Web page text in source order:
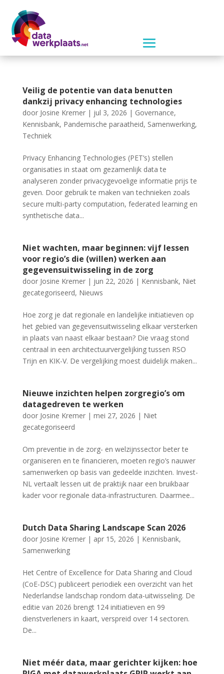
Veilig de potentie van data benutten
dankzij privacy enhancing technologies
door Josine Kremer| jul 3, 2026 | Governance,
Kennisbank, Pandemische paraatheid, Samenwerking,
Techniek
Privacy Enhancing Technologies (PET’s) stellen
organisaties in staat om gezamenlijk data te
analyseren zonder privacygevoelige informatie prijs te
geven. Door gebruik te maken van technieken zoals
secure multi-party computation, federated learning en
synthetische data...
Niet wachten, maar beginnen: vijf lessen
voor regio’s die (willen) werken aan
gegevensuitwisseling in de zorg
door Josine Kremer| jun 22, 2026 | Kennisbank, Niet
gecategoriseerd, Nieuws
Hoe zorg je dat regionale en landelijke initiatieven op
het gebied van gegevensuitwisseling elkaar versterken
in plaats van naast elkaar bestaan? Die vraag stond
centraal in een architectuurvergelijking tussen RSO
Trijn en KIK-V. De vergelijking moest duidelijk maken...
Nieuwe inzichten helpen zorgregio’s om
datagedreven te werken
door Josine Kremer| mei 27, 2026 | Niet
gecategoriseerd
Om preventie in de zorg- en welzijnssector beter te
organiseren en te financieren, moeten regio’s nauwer
samenwerken op basis van gedeelde inzichten. Invest-
NL vertaalt lessen uit de praktijk naar een bruikbaar
kader voor regionale data-infrastructuren. Daarmee...
Dutch Data Sharing Landscape Scan 2026
door Josine Kremer| apr 15, 2026 | Kennisbank,
Samenwerking
Het Centre of Excellence for Data Sharing and Cloud
(CoE-DSC) publiceert periodiek een overzicht van het
Nederlandse landschap rondom data-uitwisseling. De
editie van 2026 brengt 124 initiatieven en 99
dienstverleners in kaart, verspreid over 14 sectoren.
De...
Niet méér data, maar gerichter kijken: hoe